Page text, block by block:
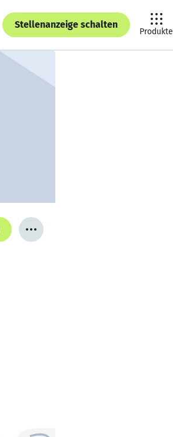
Stellenanzeige schalten
Produkte